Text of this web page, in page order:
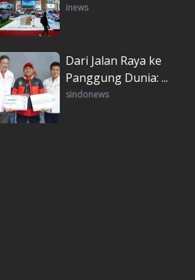
inews
Dari Jalan Raya ke
Panggung Dunia: ...
sindonews